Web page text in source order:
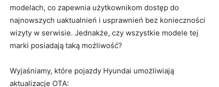
‌modelach, co zapewnia użytkownikom dostęp‌ do
‌najnowszych uaktualnień i usprawnień bez konieczności
wizyty w serwisie. Jednakże, czy wszystkie modele tej
marki ‌posiadają taką możliwość?
Wyjaśniamy,⁣ które‌ pojazdy Hyundai ​umożliwiają
aktualizacje OTA: